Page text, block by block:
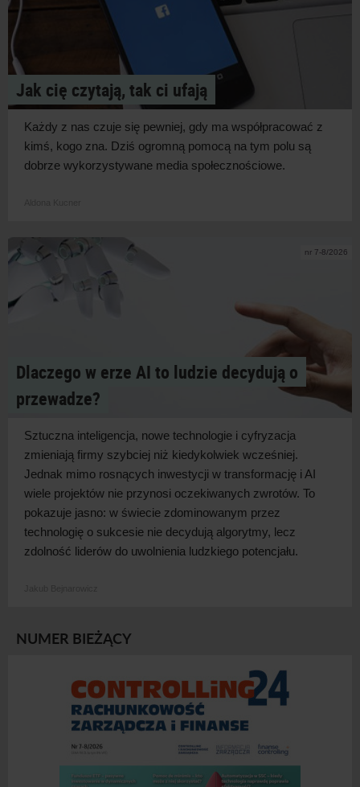
Jak cię czytają, tak ci ufają
Każdy z nas czuje się pewniej, gdy ma współpracować z
kimś, kogo zna. Dziś ogromną pomocą na tym polu są
dobrze wykorzystywane media społecznościowe.
nr 7-8/2026
Dlaczego w erze AI to ludzie decydują o
przewadze?
Sztuczna inteligencja, nowe technologie i cyfryzacja
zmieniają firmy szybciej niż kiedykolwiek wcześniej.
Jednak mimo rosnących inwestycji w transformację i AI
wiele projektów nie przynosi oczekiwanych zwrotów. To
pokazuje jasno: w świecie zdominowanym przez
technologię o sukcesie nie decydują algorytmy, lecz
zdolność liderów do uwolnienia ludzkiego potencjału.
NUMER BIEŻĄCY